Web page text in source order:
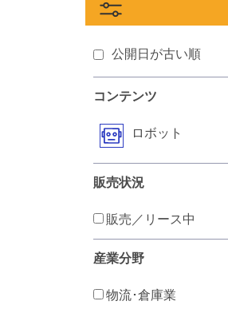
公開日が古い順
コンテンツ
ロボット
販売状況
販売／リース中
産業分野
物流･倉庫業